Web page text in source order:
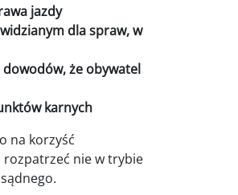
jazdy
dla spraw, w
że obywatel
karnych
na korzyść
rozpatrzeć nie w trybie